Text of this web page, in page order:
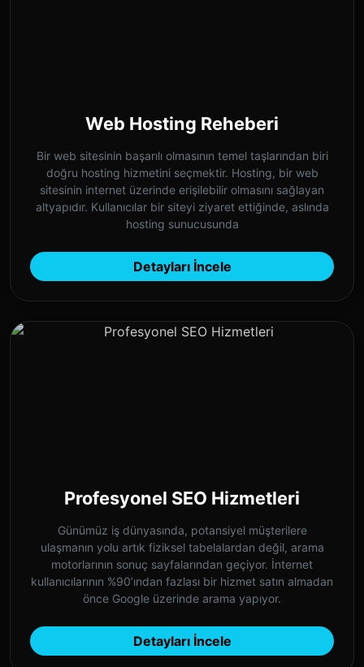
Web Hosting Reheberi
Bir web sitesinin başarılı olmasının temel taşlarından biri
doğru hosting hizmetini seçmektir. Hosting, bir web
sitesinin internet üzerinde erişilebilir olmasını sağlayan
altyapıdır. Kullanıcılar bir siteyi ziyaret ettiğinde, aslında
hosting sunucusunda
Detayları İncele
Profesyonel SEO Hizmetleri
Günümüz iş dünyasında, potansiyel müşterilere
ulaşmanın yolu artık fiziksel tabelalardan değil, arama
motorlarının sonuç sayfalarından geçiyor. İnternet
kullanıcılarının %90’ından fazlası bir hizmet satın almadan
önce Google üzerinde arama yapıyor.
Detayları İncele